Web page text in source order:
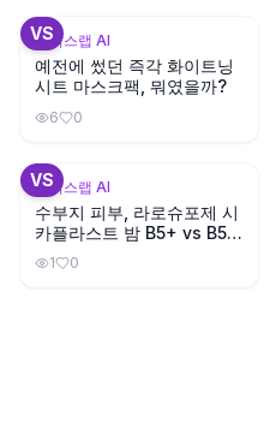
VS
뷰틱스랩 AI
예전에 썼던 즉각 화이트닝
시트 마스크팩, 뭐였을까?
6 0
VS
뷰틱스랩 AI
수부지 피부, 라로슈포제 시
카플라스트 밤 B5+ vs B5
뭐가 다를까?
1 0